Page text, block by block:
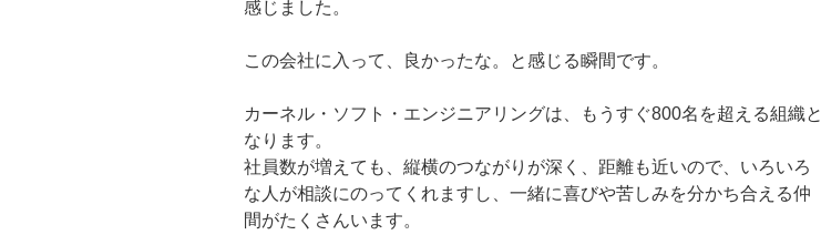
感じました。
この会社に入って、良かったな。と感じる瞬間です。
カーネル・ソフト・エンジニアリングは、もうすぐ800名を超える組織と
なります。
社員数が増えても、縦横のつながりが深く、距離も近いので、いろいろ
な人が相談にのってくれますし、一緒に喜びや苦しみを分かち合える仲
間がたくさんいます。